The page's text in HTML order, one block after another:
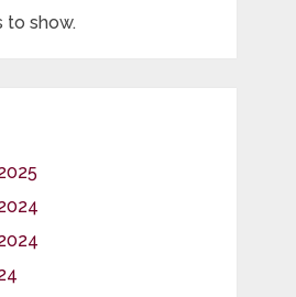
to show.